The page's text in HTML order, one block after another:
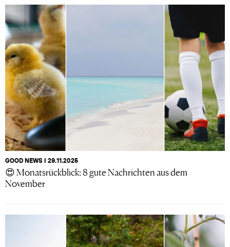
GOOD NEWS I 29.11.2025
😍 Monatsrückblick: 8 gute Nachrichten aus dem
November